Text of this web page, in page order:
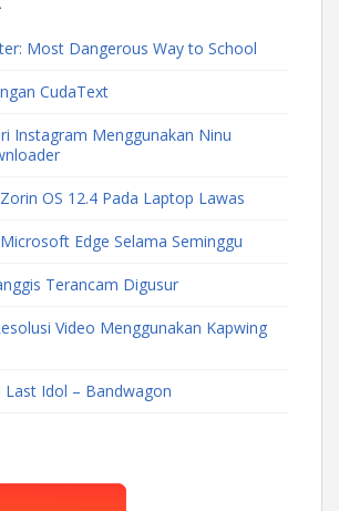
Most Dangerous Way to School
CudaText
Instagram Menggunakan Ninu
OS 12.4 Pada Laptop Lawas
Edge Selama Seminggu
Terancam Digusur
Video Menggunakan Kapwing
Last Idol – Bandwagon